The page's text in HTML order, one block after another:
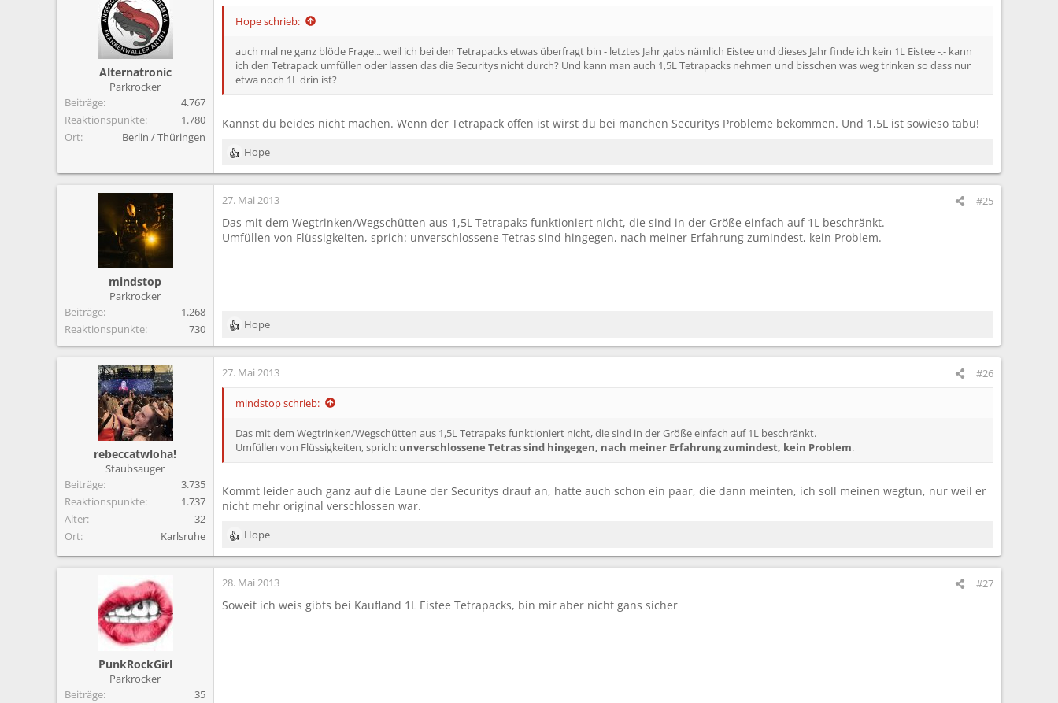
Alternatronic
Parkrocker
Beiträge
4.767
Reaktionspunkte
1.780
Ort
Berlin / Thüringen
Hope schrieb:
auch mal ne ganz blöde Frage... weil ich bei den Tetrapacks etwas überfragt bin - letztes Jahr gabs nämlich Eistee und dieses Jahr finde ich kein 1L Eistee -.- kann
ich den Tetrapack umfüllen oder lassen das die Securitys nicht durch? Und kann man auch 1,5L Tetrapacks nehmen und bisschen was weg trinken so dass nur
etwa noch 1L drin ist?
Kannst du beides nicht machen. Wenn der Tetrapack offen ist wirst du bei manchen Securitys Probleme bekommen. Und 1,5L ist sowieso tabu!
R
e
a
k
i
o
Hope
mindstop
Parkrocker
Beiträge
1.268
Reaktionspunkte
730
27. Mai 2013 #25
Das mit dem Wegtrinken/Wegschütten aus 1,5L Tetrapaks funktioniert nicht, die sind in der Größe einfach auf 1L beschränkt.
Umfüllen von Flüssigkeiten, sprich: unverschlossene Tetras sind hingegen, nach meiner Erfahrung zumindest, kein Problem.
R
e
a
k
Hope
rebeccatwloha!
Staubsauger
Beiträge
3.735
Reaktionspunkte
1.737
Alter
32
Ort
Karlsruhe
27. Mai 2013 #26
mindstop schrieb:
Das mit dem Wegtrinken/Wegschütten aus 1,5L Tetrapaks funktioniert nicht, die sind in der Größe einfach auf 1L beschränkt.
Umfüllen von Flüssigkeiten, sprich: unverschlossene Tetras sind hingegen, nach meiner Erfahrung zumindest, kein Problem.
Kommt leider auch ganz auf die Laune der Securitys drauf an, hatte auch schon ein paar, die dann meinten, ich soll meinen wegtun, nur weil er
nicht mehr original verschlossen war.
R
e
a
k
i
Hope
PunkRockGirl
Parkrocker
Beiträge
35
28. Mai 2013 #27
Soweit ich weis gibts bei Kaufland 1L Eistee Tetrapacks, bin mir aber nicht gans sicher